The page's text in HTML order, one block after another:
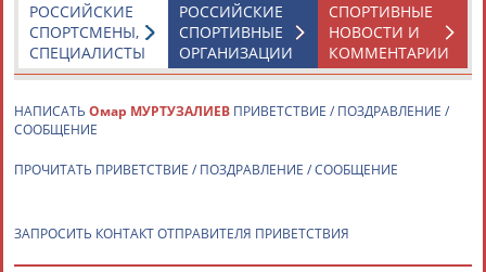
Каримжан
Аделя
Андрей
Герман
СПОРТИВНЫЕ
НОВОСТИ И
КОММЕНТАРИИ
РОССИЙСКИЕ
СПОРТИВНЫЕ
ОРГАНИЗАЦИИ
РОССИЙСКИЕ
СПОРТСМЕНЫ,
СПЕЦИАЛИСТЫ
НАПИСАТЬ Омар МУРТУЗАЛИЕВ ПРИВЕТСТВИЕ / ПОЗДРАВЛЕНИЕ /
СООБЩЕНИЕ
ПРОЧИТАТЬ ПРИВЕТСТВИЕ / ПОЗДРАВЛЕНИЕ / СООБЩЕНИЕ
ЗАПРОСИТЬ КОНТАКТ ОТПРАВИТЕЛЯ ПРИВЕТСТВИЯ